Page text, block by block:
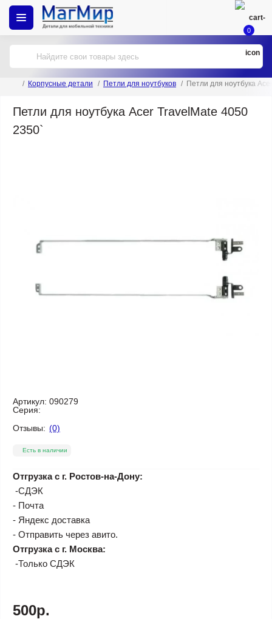
0
Корпусные детали Петли для ноутбуков Петли для ноутбука
Петли для ноутбука Acer TravelMate 4050
2350`
Артикул: 090279
Серия:
Отзывы: (0)
Есть в наличии
Отгрузка с г. Ростов-на-Дону:
-СДЭК
- Почта
- Яндекс доставка
- Отправить через авито.
Отгрузка с г. Москва:
-Только СДЭК
500р.